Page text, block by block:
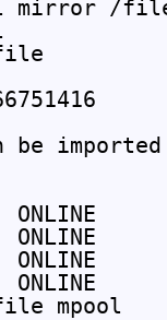
mirror /
be
ONLINE
ONLINE
ONLINE
ONLINE
mpool